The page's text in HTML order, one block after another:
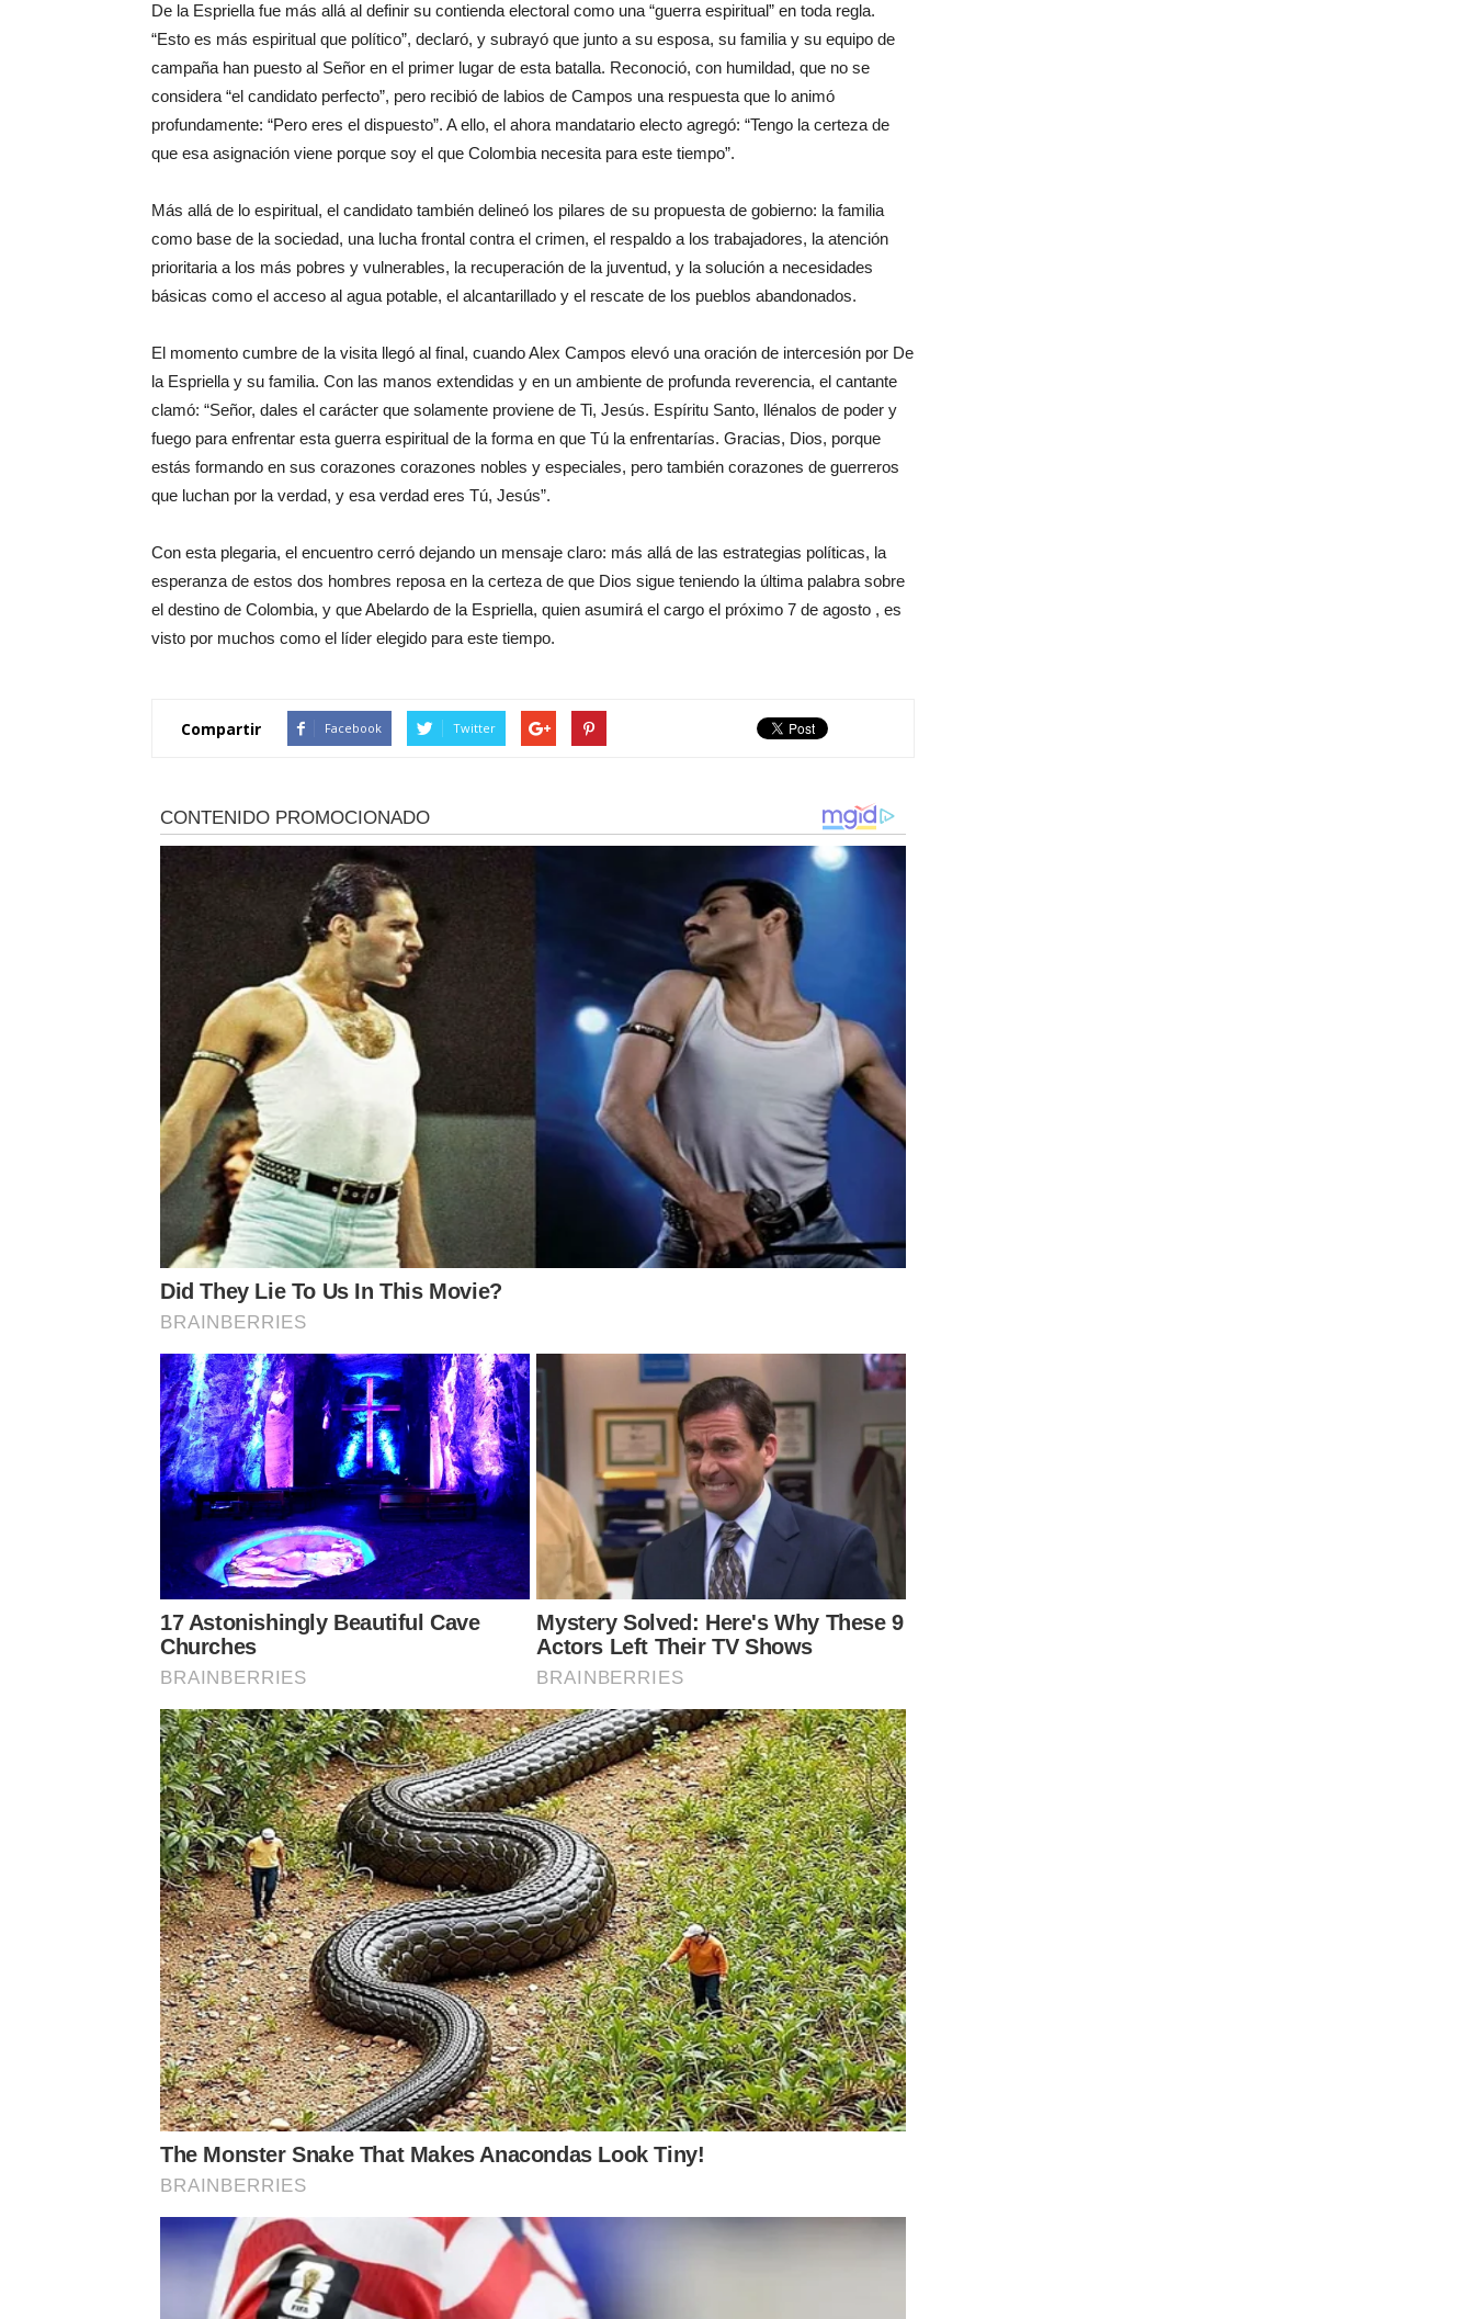
De la Espriella fue más allá al definir su contienda electoral como una “guerra espiritual” en toda regla.
“Esto es más espiritual que político”, declaró, y subrayó que junto a su esposa, su familia y su equipo de
campaña han puesto al Señor en el primer lugar de esta batalla. Reconoció, con humildad, que no se
considera “el candidato perfecto”, pero recibió de labios de Campos una respuesta que lo animó
profundamente: “Pero eres el dispuesto”. A ello, el ahora mandatario electo agregó: “Tengo la certeza de
que esa asignación viene porque soy el que Colombia necesita para este tiempo”.
Más allá de lo espiritual, el candidato también delineó los pilares de su propuesta de gobierno: la familia
como base de la sociedad, una lucha frontal contra el crimen, el respaldo a los trabajadores, la atención
prioritaria a los más pobres y vulnerables, la recuperación de la juventud, y la solución a necesidades
básicas como el acceso al agua potable, el alcantarillado y el rescate de los pueblos abandonados.
El momento cumbre de la visita llegó al final, cuando Alex Campos elevó una oración de intercesión por De
la Espriella y su familia. Con las manos extendidas y en un ambiente de profunda reverencia, el cantante
clamó: “Señor, dales el carácter que solamente proviene de Ti, Jesús. Espíritu Santo, llénalos de poder y
fuego para enfrentar esta guerra espiritual de la forma en que Tú la enfrentarías. Gracias, Dios, porque
estás formando en sus corazones corazones nobles y especiales, pero también corazones de guerreros
que luchan por la verdad, y esa verdad eres Tú, Jesús”.
Con esta plegaria, el encuentro cerró dejando un mensaje claro: más allá de las estrategias políticas, la
esperanza de estos dos hombres reposa en la certeza de que Dios sigue teniendo la última palabra sobre
el destino de Colombia, y que Abelardo de la Espriella, quien asumirá el cargo el próximo 7 de agosto , es
visto por muchos como el líder elegido para este tiempo.
Compartir Facebook Twitter